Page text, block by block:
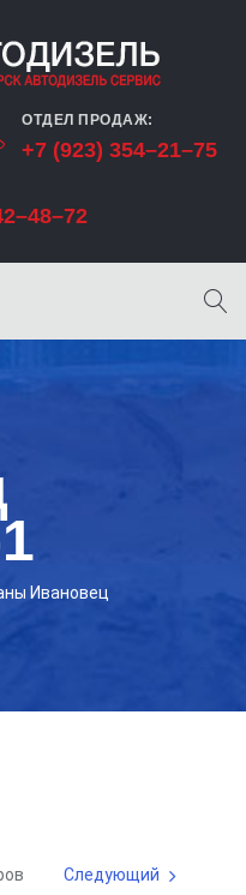
ОТДЕЛ ПРОДАЖ:
+7 (923) 354–21–75
Ивановец
Следующий